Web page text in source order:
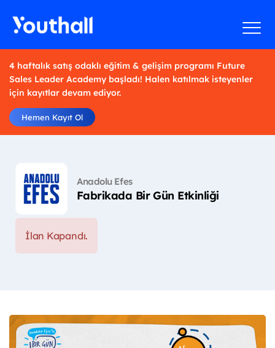
4 haftalık satış odaklı eğitim & gelişim programı Future
Sales Leader Academy başladı! Halen katılmak isteyenler
için kayıtlar devam ediyor.
Hemen Kayıt Ol
Anadolu Efes
Fabrikada Bir Gün Etkinliği
İlan Kapandı.